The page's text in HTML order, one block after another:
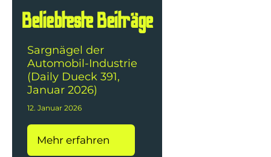
Beliebteste Beiträge
Sargnägel der
Automobil-Industrie
(Daily Dueck 391,
Januar 2026)
12. Januar 2026
Mehr erfahren